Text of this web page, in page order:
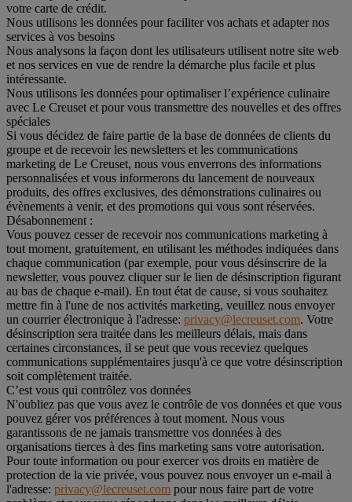
votre carte de crédit.
Nous utilisons les données pour faciliter vos achats et adapter nos
services à vos besoins
Nous analysons la façon dont les utilisateurs utilisent notre site web
et nos services en vue de rendre la démarche plus facile et plus
intéressante.
Nous utilisons les données pour optimaliser l’expérience culinaire
avec Le Creuset et pour vous transmettre des nouvelles et des offres
spéciales
Si vous décidez de faire partie de la base de données de clients du
groupe et de recevoir les newsletters et les communications
marketing de Le Creuset, nous vous enverrons des informations
personnalisées et vous informerons du lancement de nouveaux
produits, des offres exclusives, des démonstrations culinaires ou
évènements à venir, et des promotions qui vous sont réservées.
Désabonnement :
Vous pouvez cesser de recevoir nos communications marketing à
tout moment, gratuitement, en utilisant les méthodes indiquées dans
chaque communication (par exemple, pour vous désinscrire de la
newsletter, vous pouvez cliquer sur le lien de désinscription figurant
au bas de chaque e-mail). En tout état de cause, si vous souhaitez
mettre fin à l'une de nos activités marketing, veuillez nous envoyer
un courrier électronique à l'adresse: privacy@lecreuset.com. Votre
désinscription sera traitée dans les meilleurs délais, mais dans
certaines circonstances, il se peut que vous receviez quelques
communications supplémentaires jusqu'à ce que votre désinscription
soit complètement traitée.
C’est vous qui contrôlez vos données
N'oubliez pas que vous avez le contrôle de vos données et que vous
pouvez gérer vos préférences à tout moment. Nous vous
garantissons de ne jamais transmettre vos données à des
organisations tierces à des fins marketing sans votre autorisation.
Pour toute information ou pour exercer vos droits en matière de
protection de la vie privée, vous pouvez nous envoyer un e-mail à
l'adresse: privacy@lecreuset.com pour nous faire part de votre